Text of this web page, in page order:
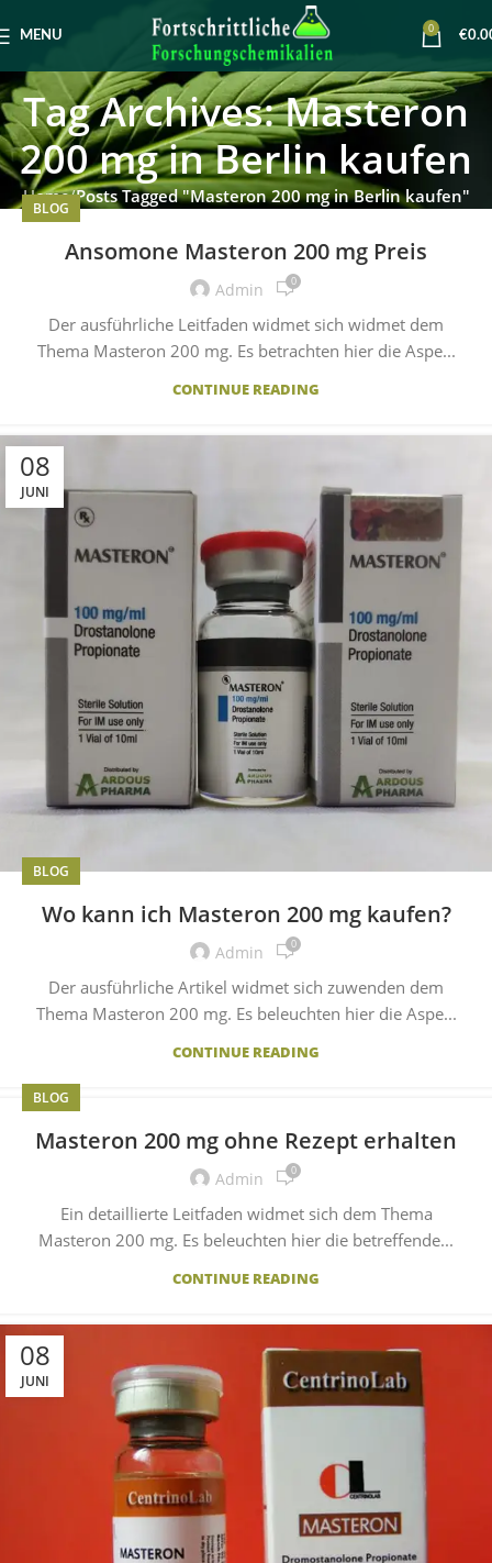
MENU
0
€
Tag Archives: Masteron
200 mg in Berlin kaufen
Home Posts Tagged "Masteron 200 mg in Berlin kaufen"
BLOG
Ansomone Masteron 200 mg Preis
Admin 0
Der ausführliche Leitfaden widmet sich widmet dem
Thema Masteron 200 mg. Es betrachten hier die Aspe...
CONTINUE READING
08
JUNI
BLOG
Wo kann ich Masteron 200 mg kaufen?
Admin 0
Der ausführliche Artikel widmet sich zuwenden dem
Thema Masteron 200 mg. Es beleuchten hier die Aspe...
CONTINUE READING
BLOG
Masteron 200 mg ohne Rezept erhalten
Admin 0
Ein detaillierte Leitfaden widmet sich dem Thema
Masteron 200 mg. Es beleuchten hier die betreffende...
CONTINUE READING
08
JUNI